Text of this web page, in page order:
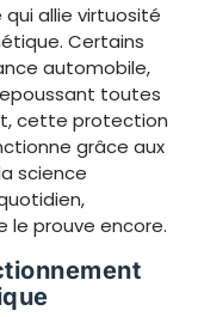
allie virtuosité
Certains
automobile,
toutes
cette protection
grâce aux
science
prouve encore.